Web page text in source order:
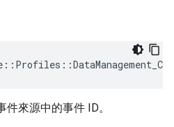
來源中的事件 ID。